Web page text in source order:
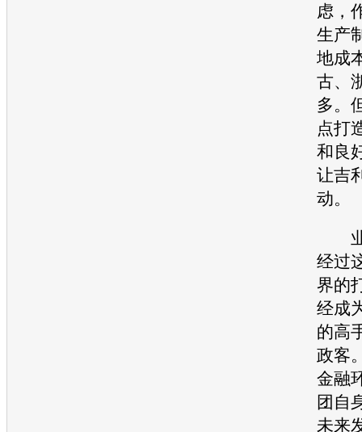
虑，
生产
地成
古、
多。
点打
和良
让吉
动。
业
经过
界的
经成
的高
政客
金融
团自
未来